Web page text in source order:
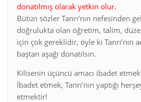
donatılmış olarak yetkin olur.
Bütün sözler Tanrı’nın nefesinden
doğrulukta olan öğretim, talim,
için çok gereklidir, öyle ki Tanrı’nın
baştan aşağı donatılsın.
Kilisenin üçüncü amacı ibadet
İbadet etmek, Tanrı’nın yaptığı
etmektir!